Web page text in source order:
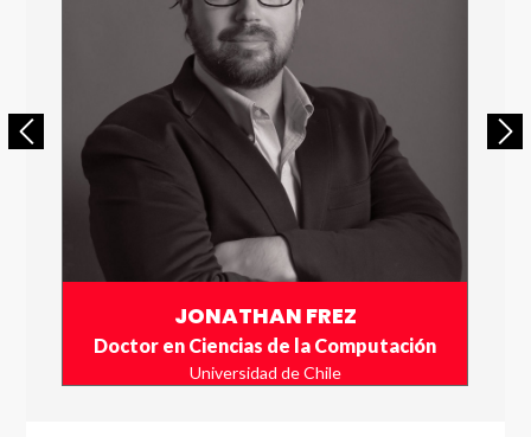
JONATHAN FREZ
Doctor en Ciencias de la Computación
Universidad de Chile